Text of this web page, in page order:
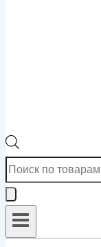
Поиск
товаров